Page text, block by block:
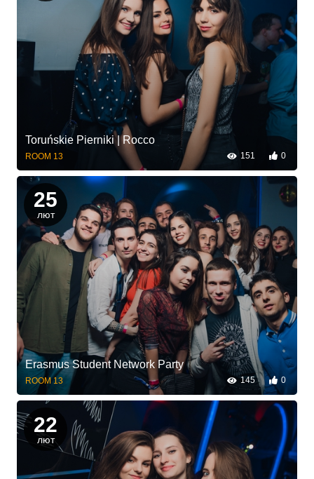
Toruńskie Pierniki | Rocco
ROOM 13 151 0
25
лют
Erasmus Student Network Party
ROOM 13 145 0
22
лют